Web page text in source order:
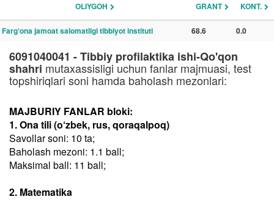
OLIYGOH GRANT KONT.
Farg‘ona jamoat salomatligi tibbiyot instituti 68.6 0.0
6091040041 - Tibbiy profilaktika ishi-Qo'qon
shahri mutaxassisligi uchun fanlar majmuasi, test
topshiriqlari soni hamda baholash mezonlari:
MAJBURIY FANLAR bloki:
1. Ona tili (o‘zbek, rus, qoraqalpoq)
Savollar soni: 10 ta;
Baholash mezoni: 1.1 ball;
Maksimal ball: 11 ball;
2. Matematika